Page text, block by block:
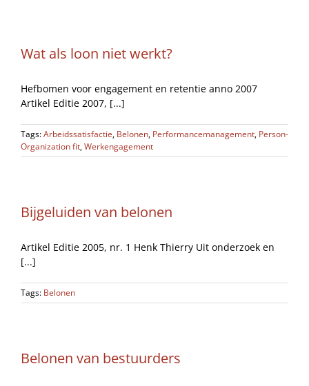
Wat als loon niet werkt?
Hefbomen voor engagement en retentie anno 2007
Artikel Editie 2007, [...]
Tags:Arbeidssatisfactie, Belonen, Performancemanagement, Person-
Organization fit,Werkengagement
Bijgeluiden van belonen
Artikel Editie 2005, nr. 1 Henk Thierry Uit onderzoek en
[...]
Tags: Belonen
Belonen van bestuurders